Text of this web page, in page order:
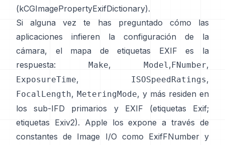
(kCGImagePropertyExifDictionary).
Si alguna vez te has preguntado cómo las
aplicaciones infieren la configuración de la
cámara, el mapa de etiquetas EXIF es la
respuesta: Make, Model,FNumber,
ExposureTime, ISOSpeedRatings,
FocalLength, MeteringMode, y más residen en
los sub-IFD primarios y EXIF (etiquetas Exif;
etiquetas Exiv2). Apple los expone a través de
constantes de Image I/O como ExifFNumber y